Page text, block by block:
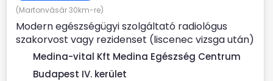
(Martonvásár 30km-re)
Modern egészségügyi szolgáltató radiológus
szakorvost vagy rezidenset (liscenec vizsga után)
keres Rendelési...
Medina-vital Kft Medina Egészség Centrum
Budapest IV. kerület